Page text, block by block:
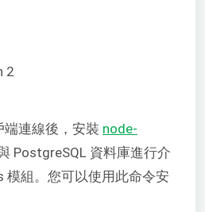
端連線後，安裝 node-
PostgreSQL 資料庫進行介
模組。您可以使用此命令安